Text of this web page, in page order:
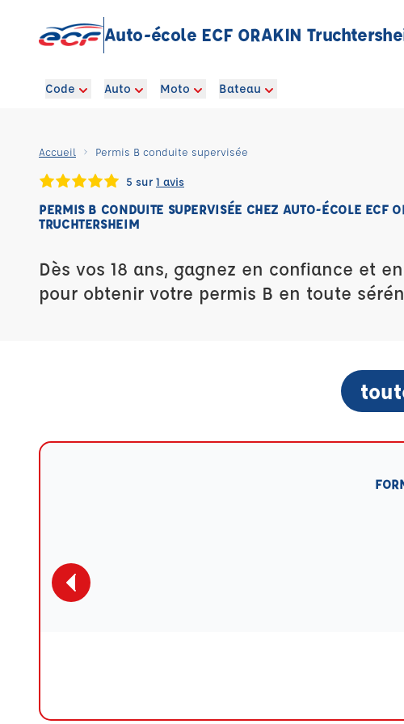
Auto-école ECF ORAKIN
Code Auto Moto Bateau
Accueil Permis B conduite supervisée
5 sur 1 avis
PERMIS B CONDUITE SUPERVISÉE CHEZ AUTO-ÉCOLE ECF
TRUCHTERSHEIM
Dès vos 18 ans, gagnez en confiance et
pour obtenir votre permis B en toute